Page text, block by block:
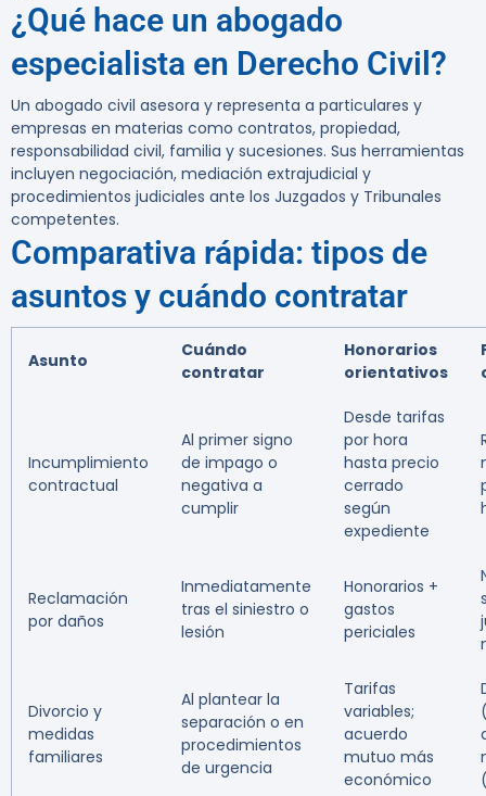
¿Qué hace un abogado
especialista en Derecho Civil?
Un abogado civil asesora y representa a particulares y
empresas en materias como contratos, propiedad,
responsabilidad civil, familia y sucesiones. Sus herramientas
incluyen negociación, mediación extrajudicial y
procedimientos judiciales ante los Juzgados y Tribunales
competentes.
Comparativa rápida: tipos de
asuntos y cuándo contratar
Asunto
Cuándo
contratar
Honorarios
orientativos
Incumplimiento
contractual
Al primer signo
de impago o
negativa a
cumplir
Desde tarifas
por hora
hasta precio
cerrado
según
expediente
Reclamación
por daños
Inmediatamente
tras el siniestro o
lesión
Honorarios +
gastos
periciales
Divorcio y
medidas
familiares
Al plantear la
separación o en
procedimientos
de urgencia
Tarifas
variables;
acuerdo
mutuo más
económico